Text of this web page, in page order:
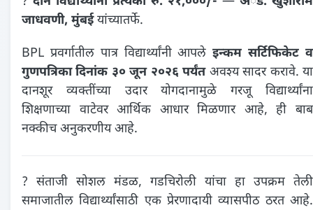
जाधवणी, मुंबईयांच्यातर्फे.
BPL प्रवर्गातील पात्र विद्यार्थ्यांनी आपलेइन्कम सर्टिफिकेट व
गुणपत्रिका दिनांक ३० जून २०२६ पर्यंतअवश्य सादर करावे. या
दानशूर व्यक्तींच्या उदार योगदानामुळे गरजू विद्यार्थ्यांना
शिक्षणाच्या वाटेवर आर्थिक आधार मिळणार आहे, ही बाब
नक्कीच अनुकरणीय आहे.
? संताजी सोशल मंडळ, गडचिरोली यांचा हा उपक्रम तेली
समाजातील विद्यार्थ्यांसाठी एक प्रेरणादायी व्यासपीठ ठरत आहे.